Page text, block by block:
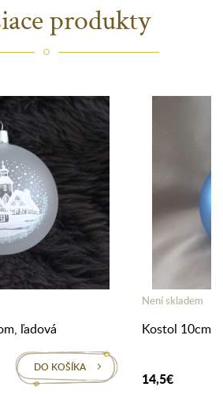
produkty
ľadová
DO KOŠÍKA
Není skladem
Kostol 10cm
14,5€